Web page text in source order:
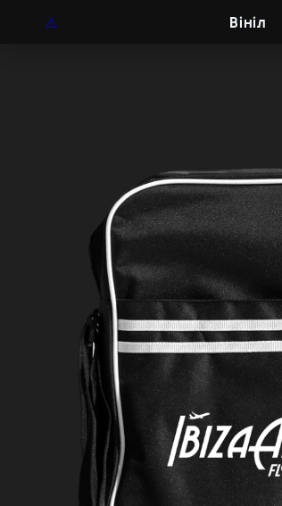
Вініл